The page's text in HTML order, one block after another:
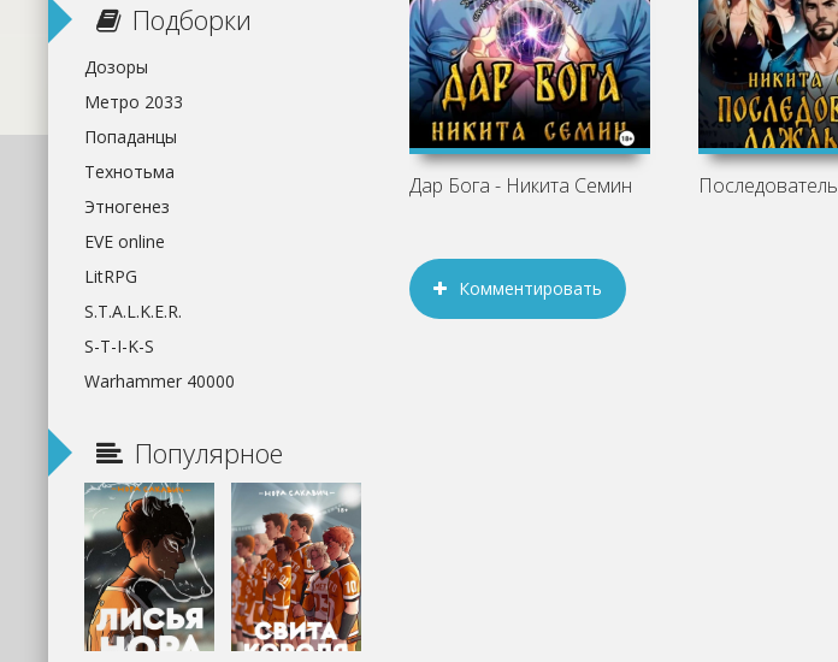
Дар Бога - Никита Семин
Комментировать
Подборки
Дозоры
Метро 2033
Попаданцы
Технотьма
Этногенез
EVE online
LitRPG
S.T.A.L.K.E.R.
S-T-I-K-S
Warhammer 40000
Популярное